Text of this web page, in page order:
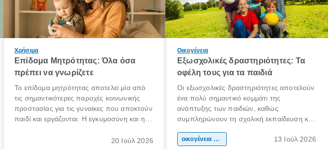
Χρήσιμα
Επίδομα Μητρότητας: Όλα όσα
πρέπει να γνωρίζετε
Το επίδομα μητρότητας αποτελεί μία από
τις σημαντικότερες παροχές κοινωνικής
προστασίας για τις γυναίκες που αποκτούν
παιδί και εργάζονται. Η εγκυμοσύνη και η
σημαντική περίοδος στη ζωή κάθε20 Ιούλ 2026
Οικογένεια
Εξωσχολικές δραστηριότητες: Τα
οφέλη τους για τα παιδιά
Οι εξωσχολικές δραστηριότητες αποτελούν
ένα πολύ σημαντικό κομμάτι της
ανάπτυξης των παιδιών, καθώς
συμπληρώνουν τη σχολική εκπαίδευση και
της προσωπικότητας, της κοινωνικότητας
οικογένεια & παιδί 13 Ιούλ 2026